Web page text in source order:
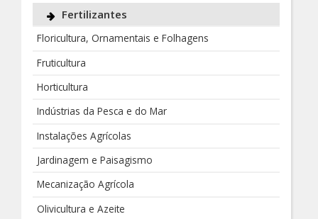
Fertilizantes
Floricultura, Ornamentais e Folhagens
Fruticultura
Horticultura
Indústrias da Pesca e do Mar
Instalações Agrícolas
Jardinagem e Paisagismo
Mecanização Agrícola
Olivicultura e Azeite